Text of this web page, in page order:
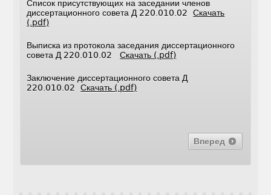
Список присутствующих на заседании членов
диссертационного совета Д 220.010.02Скачать
(.pdf)
Выписка из протокола заседания диссертационного
совета Д 220.010.02Скачать (.pdf)
Заключение диссертационного совета Д
220.010.02Скачать (.pdf)
Вперед